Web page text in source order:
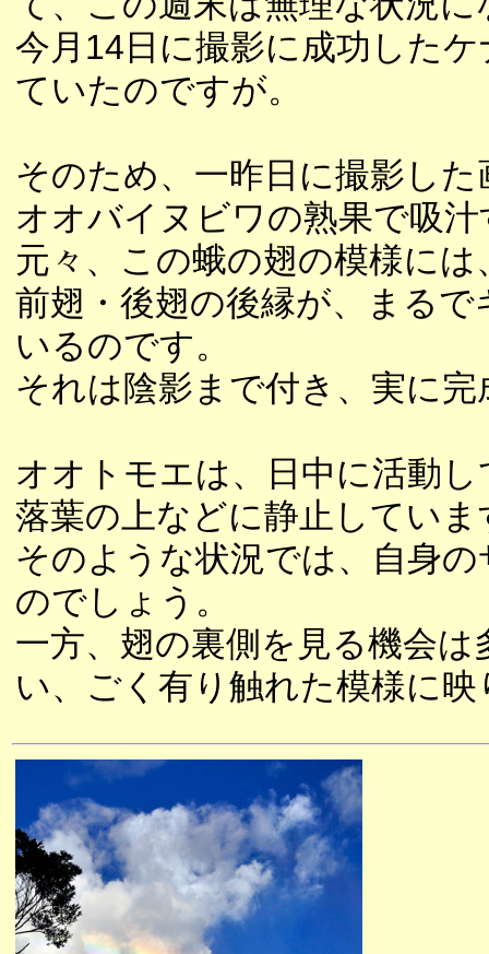
今月14日に撮影に成功した
ていたのですが。
そのため、一昨日に撮影した
オオバイヌビワの熟果で吸
元々、この蛾の翅の模様に
前翅・後翅の後縁が、まる
いるのです。
それは陰影まで付き、実に
オオトモエは、日中に活動
落葉の上などに静止していま
そのような状況では、自身
のでしょう。
一方、翅の裏側を見る機会
い、ごく有り触れた模様に映